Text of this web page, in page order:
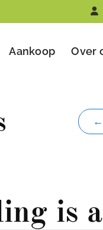
Aankoop Over
←
is